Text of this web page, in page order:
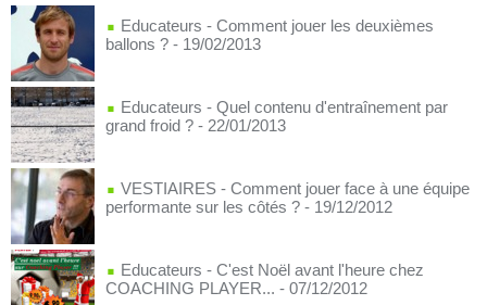
Educateurs - Comment jouer les deuxièmes
ballons ? - 19/02/2013
Educateurs - Quel contenu d'entraînement par
grand froid ? - 22/01/2013
VESTIAIRES - Comment jouer face à une équipe
performante sur les côtés ? - 19/12/2012
Educateurs - C'est Noël avant l'heure chez
COACHING PLAYER... - 07/12/2012